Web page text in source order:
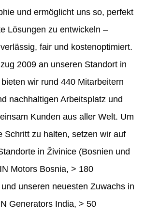
und ermöglicht uns so, perfekt
Lösungen zu entwickeln –
fair und kostenoptimiert.
2009 an unseren Standort in
wir rund 440 Mitarbeitern
nachhaltigen Arbeitsplatz und
Kunden aus aller Welt. Um
Schritt zu halten, setzen wir auf
in Živinice (Bosnien und
Motors Bosnia, > 180
unseren neuesten Zuwachs in
Generators India, > 50